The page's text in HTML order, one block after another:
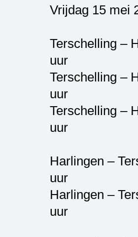
Vrijdag 15 mei
Terschelling
uur
Terschelling
uur
Terschelling
uur
Harlingen –
uur
Harlingen –
uur